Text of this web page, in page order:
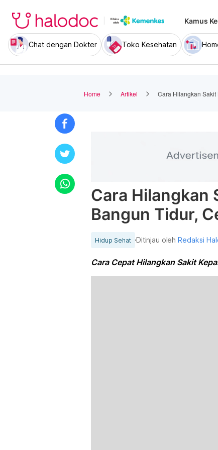
Kamus
Chat dengan Dokter Toko Kesehatan
Home Artikel Cara Hilangkan
Cara Hilangkan
Bangun Tidur,
Hidup Sehat Ditinjau olehRedaksi
Cara Cepat Hilangkan Sakit